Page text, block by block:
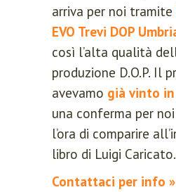
arriva per noi tramite
EVO Trevi DOP
così l’alta qualità
produzione D.O.P. Il
avevamo già vinto
una conferma per
l’ora di comparire
libro di Luigi Caricato.
Contattaci per info »